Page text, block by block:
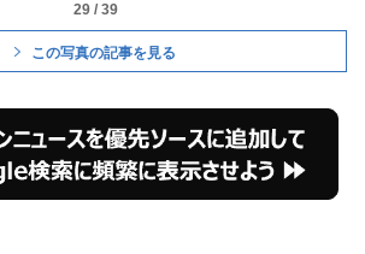
29 / 39
この写真の記事を見る